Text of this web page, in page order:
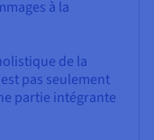
à la
de la
pas seulement
partie intégrante